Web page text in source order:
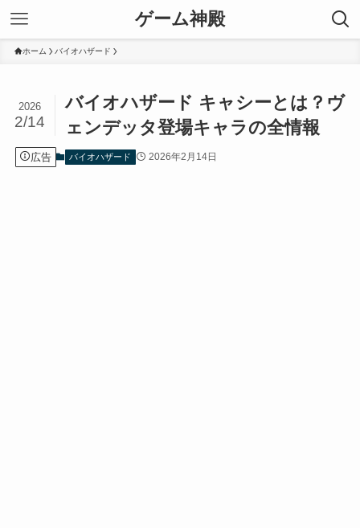
ゲーム神殿
ホーム バイオハザード
バイオハザード キャシーとは？ヴ
ェンデッタ登場キャラの全情報
2026
2/14
広告 バイオハザード 2026年2月14日